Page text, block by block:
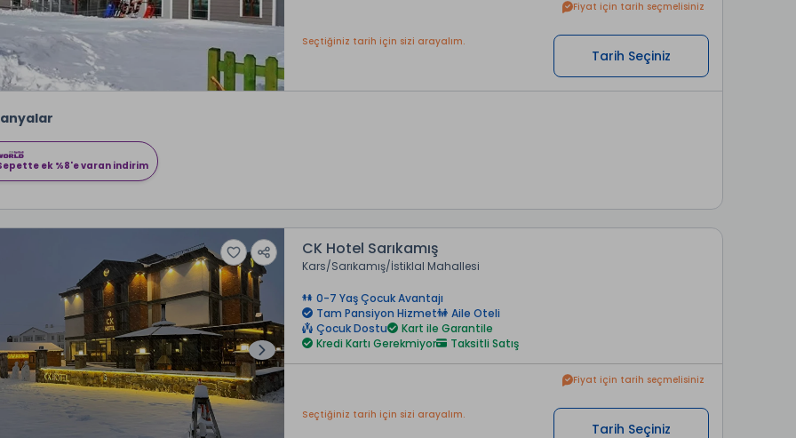
Seçtiğiniz tarih için sizi arayalım.
Fiyat için tarih seçmelisiniz
Tarih Seçiniz
ek %8'e varan indirim
CK Hotel Sarıkamış
Kars Sarıkamış İstiklal Mahallesi
0-7 Yaş Çocuk Avantajı
Tam Pansiyon Hizmet
Aile Oteli
Çocuk Dostu
Kart ile Garantile
Kredi Kartı Gerekmiyor
Taksitli Satış
Seçtiğiniz tarih için sizi arayalım.
Fiyat için tarih seçmelisiniz
Tarih Seçiniz